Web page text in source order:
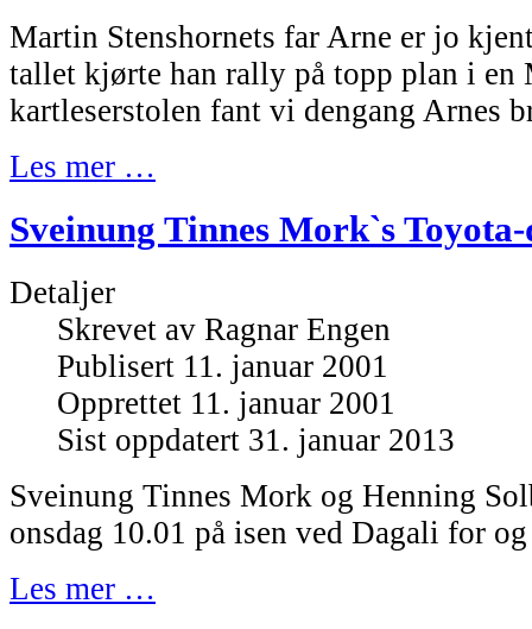
Martin Stenshornets far Arne er jo
tallet kjørte han rally på topp plan i en
kartleserstolen fant vi dengang Arnes
Les mer …
Sveinung Tinnes Mork`s
Detaljer
Skrevet av Ragnar Engen
Publisert 11. januar 2001
Opprettet 11. januar 2001
Sist oppdatert 31. januar 2013
Sveinung Tinnes Mork og Henning
onsdag 10.01 på isen ved Dagali for
Les mer …